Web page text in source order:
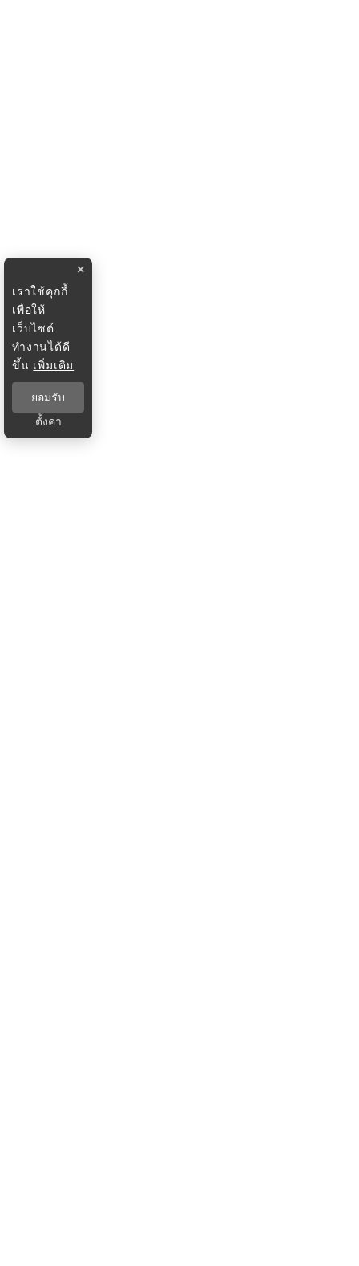
×
เราใช้คุกกี้
เพื่อให้
เว็บไซต์
ทำงานได้ดี
ขึ้น เพิ่มเติม
ยอมรับ
ตั้งค่า